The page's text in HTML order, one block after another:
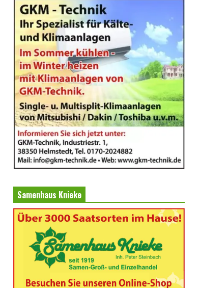
Samenhaus Knieke